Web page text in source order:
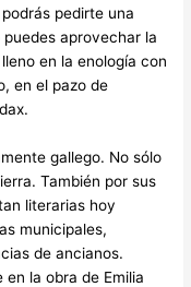
pedirte una
aprovechar la
en la enología con
en el pazo de
gallego. No sólo
También por sus
literarias hoy
municipales,
de ancianos.
en la obra de Emilia